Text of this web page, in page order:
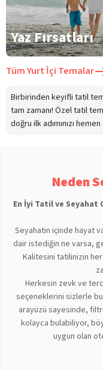
Yaz Fırsatları
TümYurt İçi Temalar
Birbirinden keyifli tatil
tam zamanı! Özel tatil
doğru ilk adımınızı hemen
Neden
En İyi Tatil ve Seyahat
Seyahatin içinde hayat
dair istediğin ne varsa,
Kalitesini tatilinizin
Herkesin zevk ve
seçeneklerini sizlerle
arayüzü sayesinde,
kolayca bulabiliyor,
uygun olan